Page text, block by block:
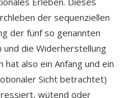
der sequenziellen
der fünf so genannten
die Widerherstellung
hat also ein Anfang und ein
Sicht betrachtet)
wütend oder